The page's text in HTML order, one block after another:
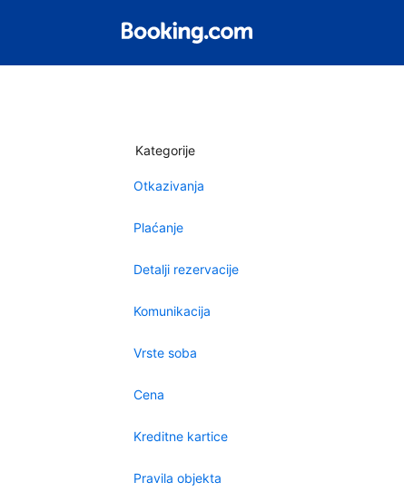
Kategorije
Otkazivanja
Plaćanje
Detalji rezervacije
Komunikacija
Vrste soba
Cena
Kreditne kartice
Pravila objekta